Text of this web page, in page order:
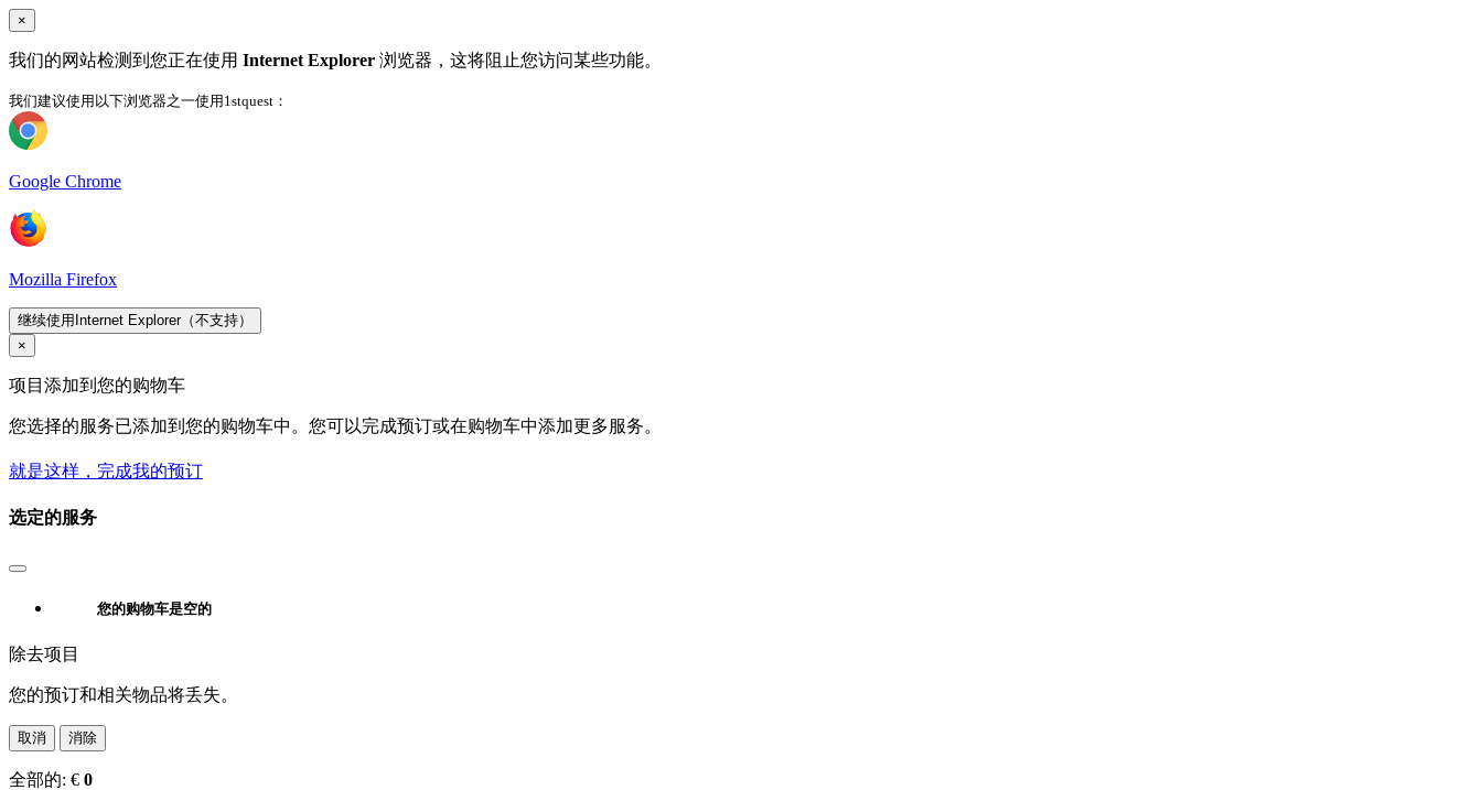
×
我们的网站检测到您正在使用 Internet Explorer 浏览器，这将阻止您访问某些功能。
我们建议使用以下浏览器之一使用1stquest：
Google Chrome
Mozilla Firefox
继续使用Internet Explorer（不支持）
×
项目添加到您的购物车
您选择的服务已添加到您的购物车中。您可以完成预订或在购物车中添加更多服务。
就是这样，完成我的预订
选定的服务
您的购物车是空的
除去项目
您的预订和相关物品将丢失。
取消 消除
全部的: € 0